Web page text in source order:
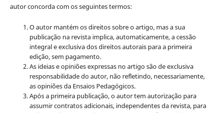
autor concorda com os seguintes termos:
O autor mantém os direitos sobre o artigo, mas a sua
publicação na revista implica, automaticamente, a cessão
integral e exclusiva dos direitos autorais para a primeira
edição, sem pagamento.
As ideias e opiniões expressas no artigo são de exclusiva
responsabilidade do autor, não refletindo, necessariamente,
as opiniões da Ensaios Pedagógicos.
Após a primeira publicação, o autor tem autorização para
assumir contratos adicionais, independentes da revista, para